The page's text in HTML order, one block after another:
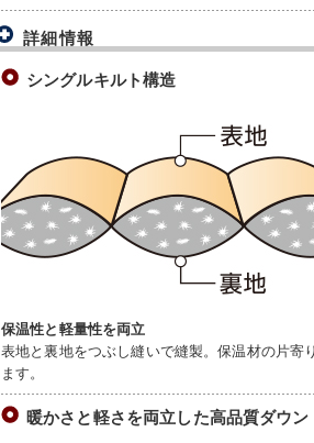
詳細情報
シングルキルト構造
保温性と軽量性を両立
表地と裏地をつぶし縫いで縫製。保温材の片寄
ます。
暖かさと軽さを両立した高品質ダウン